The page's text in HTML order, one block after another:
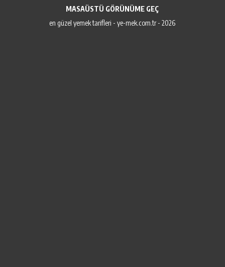
MASAÜSTÜ GÖRÜNÜME GEÇ
en güzel yemek tarifleri - ye-mek.com.tr - 2026